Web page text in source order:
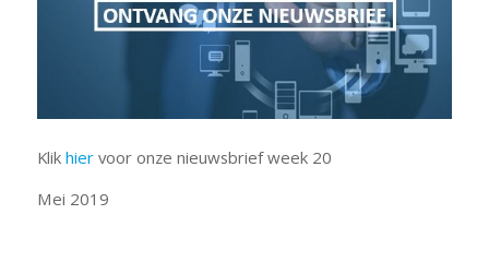
Klik hiervoor onze nieuwsbrief week 20
Mei 2019